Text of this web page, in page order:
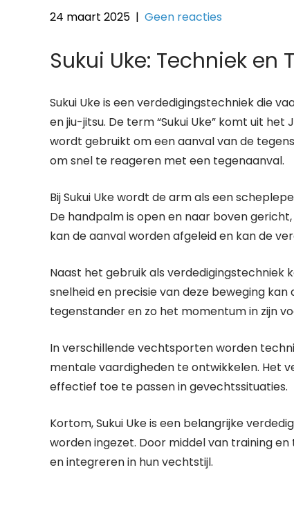
24 maart 2025 | Geen reacties
Sukui Uke: Techniek en
Sukui Uke is een verdedigingstechniek die
en jiu-jitsu. De term “Sukui Uke” komt uit
wordt gebruikt om een aanval van de
om snel te reageren met een tegenaanval.
Bij Sukui Uke wordt de arm als een
De handpalm is open en naar boven
kan de aanval worden afgeleid en kan de
Naast het gebruik als verdedigingstechniek
snelheid en precisie van deze beweging
tegenstander en zo het momentum in zijn
In verschillende vechtsporten worden
mentale vaardigheden te ontwikkelen. Het
effectief toe te passen in gevechtssituaties.
Kortom, Sukui Uke is een belangrijke
worden ingezet. Door middel van training
en integreren in hun vechtstijl.